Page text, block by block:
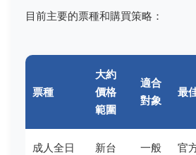
目前主要的票種和購買策略：
票種
大約
價格
範圍
適合
對象
最
成人全日
新台
一般
官